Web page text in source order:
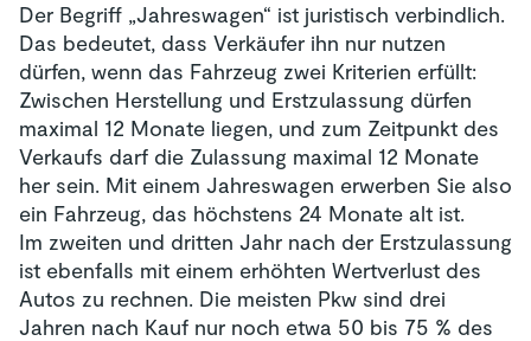
Der Begriff „Jahreswagen“ ist juristisch verbindlich.
Das bedeutet, dass Verkäufer ihn nur nutzen
dürfen, wenn das Fahrzeug zwei Kriterien erfüllt:
Zwischen Herstellung und Erstzulassung dürfen
maximal 12 Monate liegen, und zum Zeitpunkt des
Verkaufs darf die Zulassung maximal 12 Monate
her sein. Mit einem Jahreswagen erwerben Sie also
ein Fahrzeug, das höchstens 24 Monate alt ist.
Im zweiten und dritten Jahr nach der Erstzulassung
ist ebenfalls mit einem erhöhten Wertverlust des
Autos zu rechnen. Die meisten Pkw sind drei
Jahren nach Kauf nur noch etwa 50 bis 75 % des